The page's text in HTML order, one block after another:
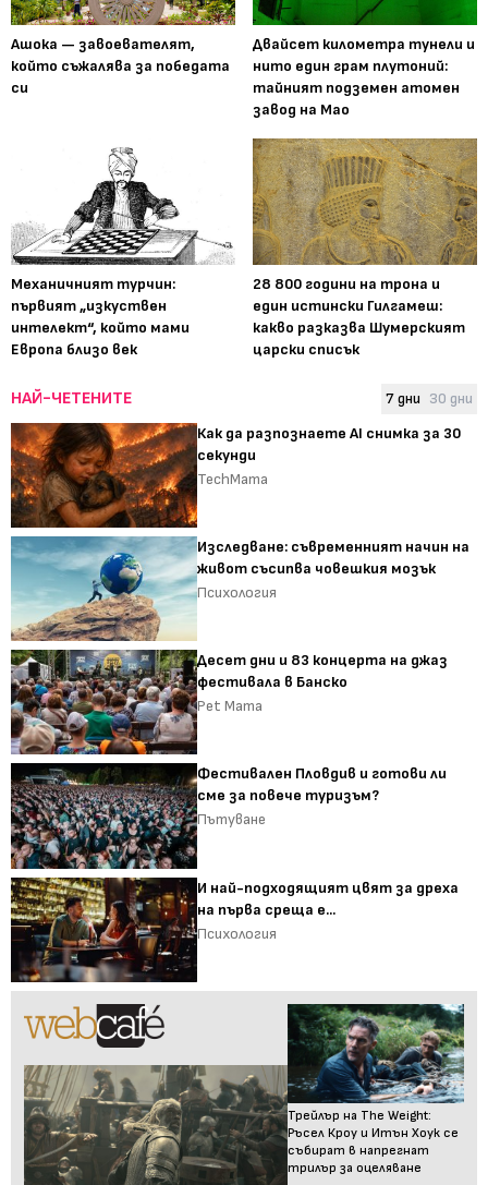
Ашока — завоевателят,
който съжалява за победата
си
Двайсет километра тунели и
нито един грам плутоний:
тайният подземен атомен
завод на Мао
Механичният турчин:
първият „изкуствен
интелект“, който мами
Европа близо век
28 800 години на трона и
един истински Гилгамеш:
какво разказва Шумерският
царски списък
НАЙ-ЧЕТЕНИТЕ 7 дни 30 дни
Как да разпознаете AI снимка за 30
секунди
TechMama
Изследване: съвременният начин на
живот съсипва човешкия мозък
Психология
Десет дни и 83 концерта на джаз
фестивала в Банско
Pet Mama
Фестивален Пловдив и готови ли
сме за повече туризъм?
Пътуване
И най-подходящият цвят за дреха
на първа среща е...
Психология
Трейлър на The Weight:
Ръсел Кроу и Итън Хоук се
събират в напрегнат
трилър за оцеляване